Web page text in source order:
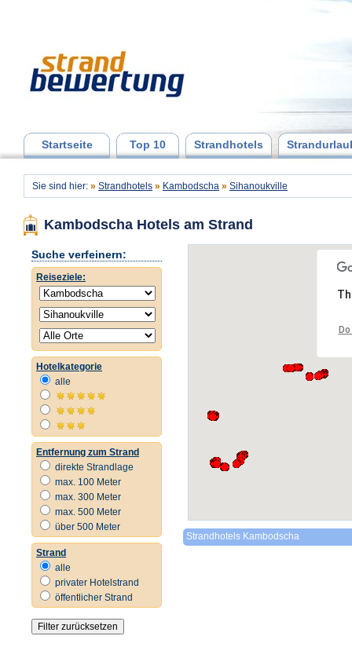
Startseite Top 10 Strandhotels
Sie sind hier: » Strandhotels » Kambodscha » Sihanoukville
Kambodscha Hotels am Strand
Suche verfeinern:
Reiseziele:
Hotelkategorie
alle
Entfernung zum Strand
direkte Strandlage
max. 100 Meter
max. 300 Meter
max. 500 Meter
über 500 Meter
Strand
alle
privater Hotelstrand
öffentlicher Strand
Strandhotels Kambodscha